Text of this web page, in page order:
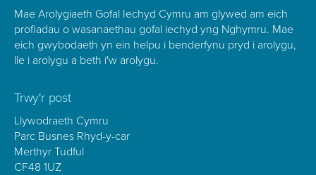
Mae Arolygiaeth Gofal Iechyd Cymru am glywed am eich
profiadau o wasanaethau gofal iechyd yng Nghymru. Mae
eich gwybodaeth yn ein helpu i benderfynu pryd i arolygu,
lle i arolygu a beth i'w arolygu.
Trwy'r post
Llywodraeth Cymru
Parc Busnes Rhyd-y-car
Merthyr Tudful
CF48 1UZ